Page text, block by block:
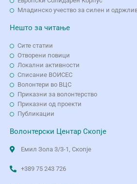
Младинско учество за силен и
Нешто за читање
Сите статии
Отворени повици
Локални активности
Списание ВОИСЕС
Волонтери во ВЦС
Приказни за волонтерство
Приказни од проекти
Публикации
Волонтерски Центар Скопје
Емил Зола 3/3-1, Скопје
+389 75 243 726